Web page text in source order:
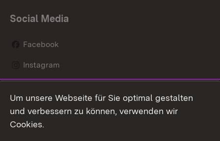
Social Media
Facebook
Instagram
Mastodon
Youtube
Um unsere Webseite für Sie optimal gestalten
und verbessern zu können, verwenden wir
Cookies.